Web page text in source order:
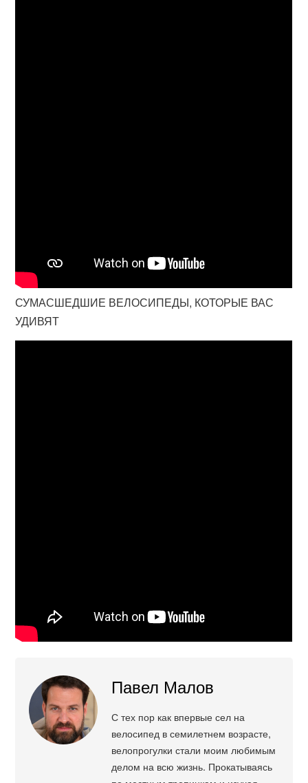
СУМАСШЕДШИЕ ВЕЛОСИПЕДЫ, КОТОРЫЕ ВАС
УДИВЯТ
Павел Малов
С тех пор как впервые сел на
велосипед в семилетнем возрасте,
велопрогулки стали моим любимым
делом на всю жизнь. Прокатываясь